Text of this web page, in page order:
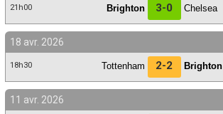
21h00 Brighton 3-0 Chelsea
18 avr. 2026
18h30 Tottenham 2-2 Brighton
11 avr. 2026